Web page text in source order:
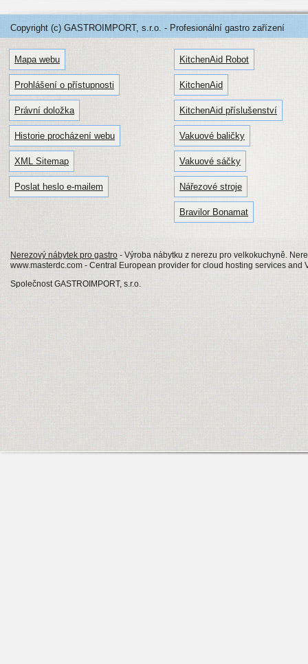
Copyright (c) GASTROIMPORT, s.r.o. - Profesionální gastro zařízení
Mapa webu
Prohlášení o přístupnosti
Právní doložka
Historie procházení webu
XML Sitemap
Poslat heslo e-mailem
KitchenAid Robot
KitchenAid
KitchenAid příslušenství
Vakuové baličky
Vakuové sáčky
Nářezové stroje
Bravilor Bonamat
Nerezový nábytek pro gastro - Výroba nábytku z nerezu pro velkokuchyně.
www.masterdc.com - Central European provider for cloud hosting services
Společnost GASTROIMPORT, s.r.o.